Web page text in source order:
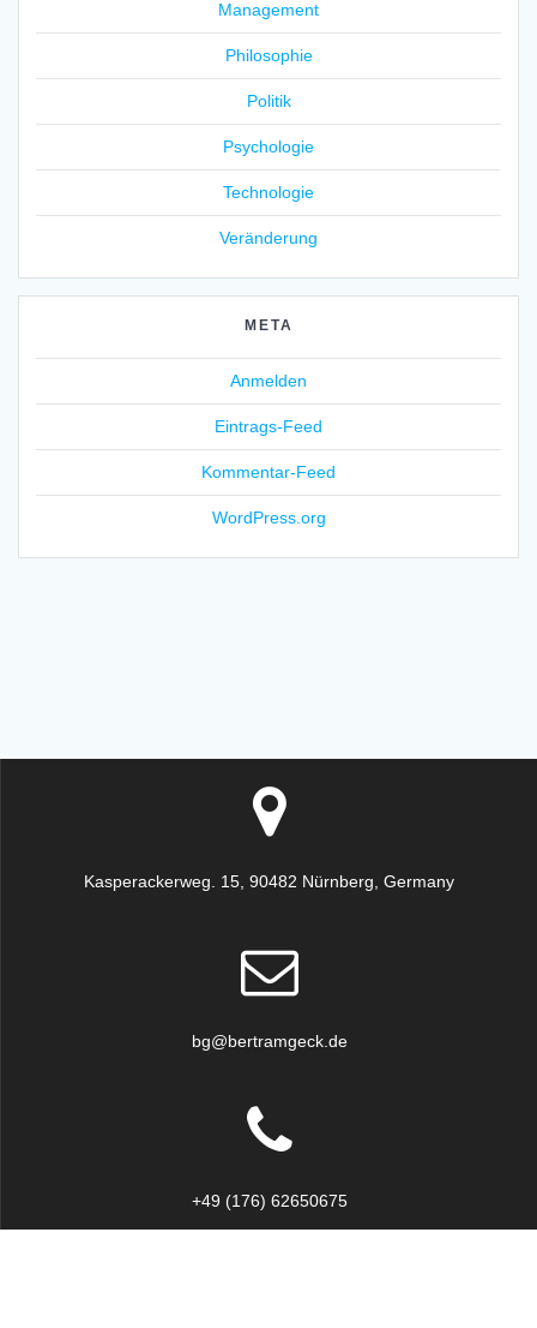
Management
Philosophie
Politik
Psychologie
Technologie
Veränderung
META
Anmelden
Eintrags-Feed
Kommentar-Feed
WordPress.org
Kasperackerweg. 15, 90482 Nürnberg, Germany
bg@bertramgeck.de
+49 (176) 62650675